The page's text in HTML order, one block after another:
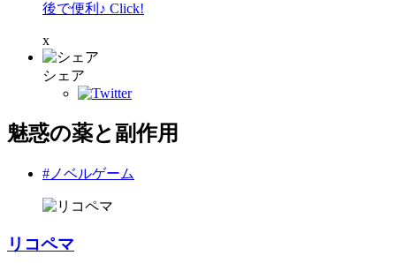
後で便利♪ Click!
x
シェア
魅惑の薬と副作用
#ノベルゲーム
リコペマ